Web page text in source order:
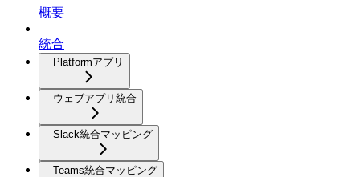
概要
統合
Platformアプリ
ウェブアプリ統合
Slack統合マッピング
Teams統合マッピング